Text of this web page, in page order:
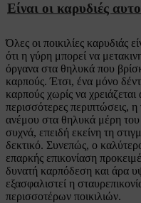
Είναι οι καρυδιές
Όλες οι ποικιλίες καρυδιάς
ότι η γύρη μπορεί να
όργανα στα θηλυκά που
καρπούς. Έτσι, ένα μόνο
καρπούς χωρίς να
περισσότερες περιπτώσεις,
ανέμου στα θηλυκά μέρη του
συχνά, επειδή εκείνη τη
δεκτικό. Συνεπώς, ο
επαρκής επικονίαση
δυνατή καρπόδεση και άρα
εξασφαλιστεί η
περισσοτέρων ποικιλιών.